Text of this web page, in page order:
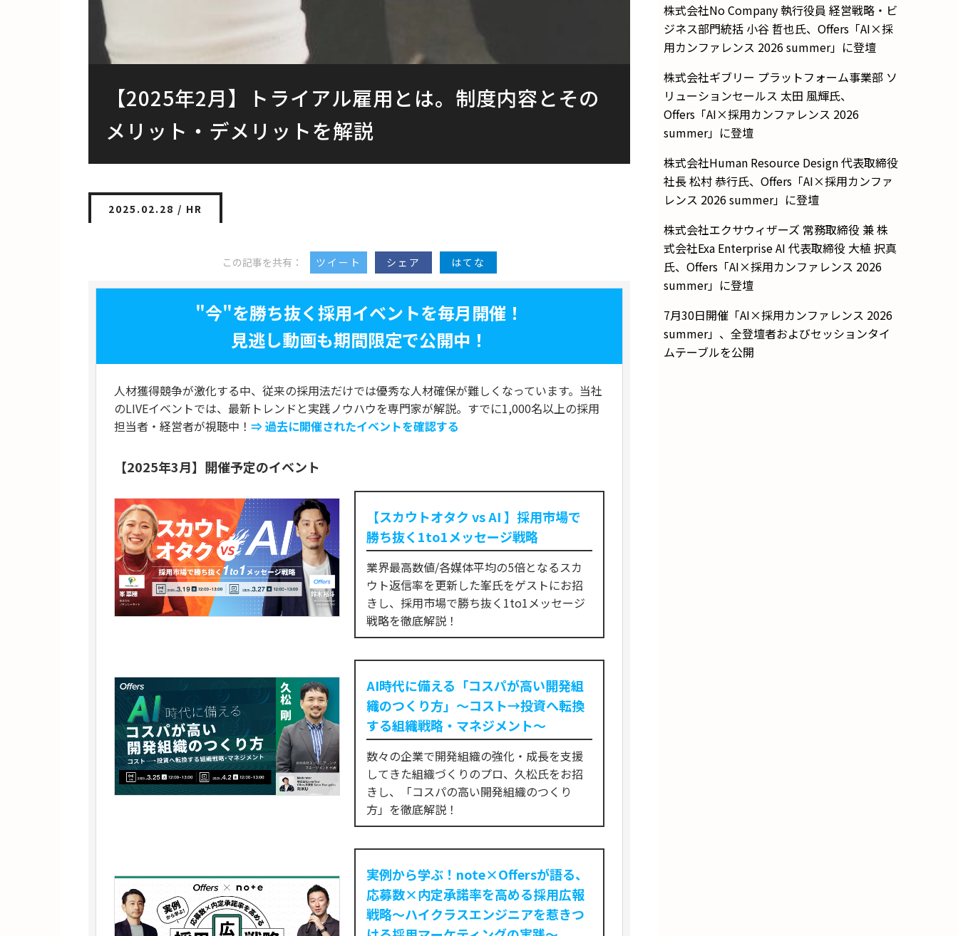
【2025年2月】トライアル雇用とは。制度内容とその
メリット・デメリットを解説
2025.02.28 / HR
この記事を共有： ツイート シェア はてな
"今"を勝ち抜く採用イベントを毎月開催！
見逃し動画も期間限定で公開中！
人材獲得競争が激化する中、従来の採用法だけでは優秀な人材確保が難しくなっています。当社
のLIVEイベントでは、最新トレンドと実践ノウハウを専門家が解説。すでに1,000名以上の採用
担当者・経営者が視聴中！ ⇒ 過去に開催されたイベントを確認する
【2025年3月】開催予定のイベント
【スカウトオタク vs AI 】採用市場で
勝ち抜く1to1メッセージ戦略
業界最高数値/各媒体平均の5倍となるスカ
ウト返信率を更新した峯氏をゲストにお招
きし、採用市場で勝ち抜く1to1メッセージ
戦略を徹底解説！
AI時代に備える「コスパが高い開発組
織のつくり方」〜コスト→投資へ転換
する組織戦略・マネジメント〜
数々の企業で開発組織の強化・成長を支援
してきた組織づくりのプロ、久松氏をお招
きし、「コスパの高い開発組織のつくり
方」を徹底解説！
実例から学ぶ！note×Offersが語る、
応募数×内定承諾率を高める採用広報
戦略～ハイクラスエンジニアを惹きつ
株式会社No Company 執行役員 経営戦略・ビ
ジネス部門統括 小谷 哲也氏、Offers「AI×採
用カンファレンス 2026 summer」に登壇
株式会社ギブリー プラットフォーム事業部 ソ
リューションセールス 太田 風輝氏、
Offers「AI×採用カンファレンス 2026
summer」に登壇
株式会社Human Resource Design 代表取締役
社長 松村 恭行氏、Offers「AI×採用カンファ
レンス 2026 summer」に登壇
株式会社エクサウィザーズ 常務取締役 兼 株
式会社Exa Enterprise AI 代表取締役 大植 択真
氏、Offers「AI×採用カンファレンス 2026
summer」に登壇
7月30日開催「AI×採用カンファレンス 2026
summer」、全登壇者およびセッションタイ
ムテーブルを公開